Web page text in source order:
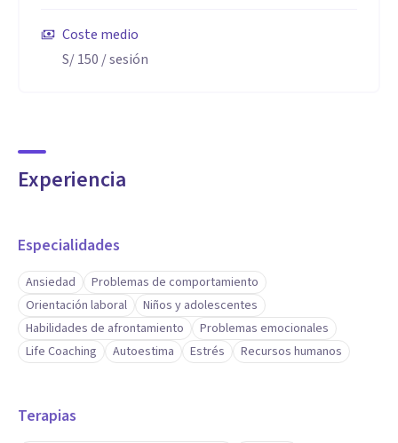
Coste medio
S/ 150 / sesión
Experiencia
Especialidades
Ansiedad
Problemas de comportamiento
Orientación laboral
Niños y adolescentes
Habilidades de afrontamiento
Problemas emocionales
Life Coaching
Autoestima Estrés Recursos humanos
Terapias